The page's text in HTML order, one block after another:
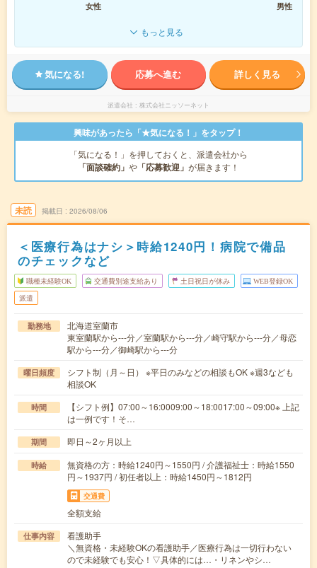
女性
男性
もっと見る
気になる! 応募へ進む 詳しく見る
派遣会社 株式会社ニッソーネット
興味があったら「★気になる！」をタップ！
「気になる！」を押しておくと、派遣会社から
「面談確約」 や 「応募歓迎」 が届きます！
未読 掲載日 2026/08/06
＜医療行為はナシ＞時給1240円！病院で備品
のチェックなど
職種未経験OK 交通費別途支給あり 土日祝日が休み WEB登録OK
派遣
勤務地
北海道室蘭市
東室蘭駅から---分／室蘭駅から---分／崎守駅から---分／母恋
駅から---分／御崎駅から---分
曜日頻度
シフト制（月～日） ※平日のみなどの相談もOK ※週3なども
相談OK
時間
【シフト例】07:00～16:0009:00～18:0017:00～09:00※ 上記
は一例です！そ…
期間 即日～2ヶ月以上
時給
無資格の方：時給1240円～1550円 / 介護福祉士：時給1550
円～1937円 / 初任者以上：時給1450円～1812円
交通費
全額支給
仕事内容
看護助手
＼無資格・未経験OKの看護助手／医療行為は一切行わない
ので未経験でも安心！▽具体的には…・リネンやシ…